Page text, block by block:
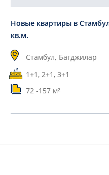
Новые квартиры в
кв.м.
Стамбул, Багджилар
1+1, 2+1, 3+1
72 -157 м²